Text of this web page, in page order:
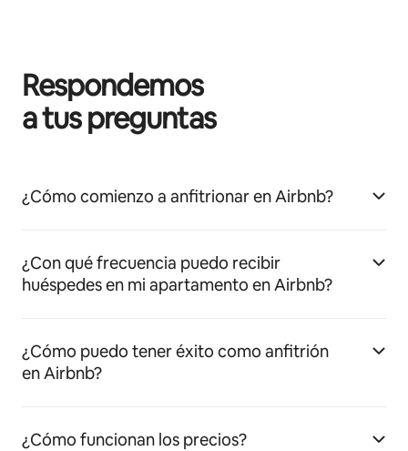
Respondemos
a tus preguntas
¿Cómo comienzo a anfitrionar en Airbnb?
¿Con qué frecuencia puedo recibir
huéspedes en mi apartamento en Airbnb?
¿Cómo puedo tener éxito como anfitrión
en Airbnb?
¿Cómo funcionan los precios?